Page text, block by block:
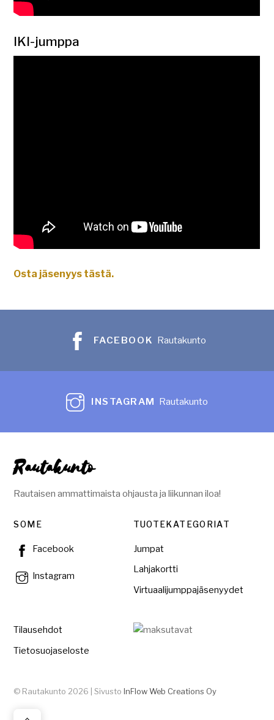
IKI-jumppa
Osta jäsenyys tästä.
FACEBOOK Rautakunto
INSTAGRAM Rautakunto
Rautakunto
Rautaisen ammattimaista ohjausta ja liikunnan iloa!
SOME
Facebook
Instagram
TUOTEKATEGORIAT
Jumpat
Lahjakortti
Virtuaalijumppajäsenyydet
Tilausehdot
Tietosuojaseloste
© Rautakunto 2026 | Sivusto InFlow Web Creations Oy